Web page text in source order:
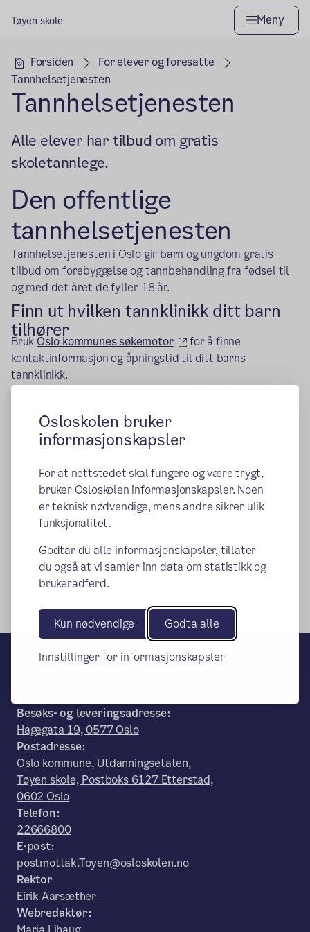
Osloskolen bruker
informasjonskapsler
For at nettstedet skal fungere og være trygt,
bruker Osloskolen informasjonskapsler. Noen
er teknisk nødvendige, mens andre sikrer ulik
funksjonalitet.
Godtar du alle informasjonskapsler, tillater
du også at vi samler inn data om statistikk og
brukeradferd.
Kun nødvendige Godta alle
Innstillinger for informasjonskapsler
Tøyen skole Meny
Hovedseksjon
Forsiden
For elever og foresatte
Tannhelsetjenesten
Tannhelsetjenesten
Alle elever har tilbud om gratis
skoletannlege.
Den offentlige
tannhelsetjenesten
Tannhelsetjenesten i Oslo gir barn og ungdom gratis
tilbud om forebyggelse og tannbehandling fra fødsel til
og med det året de fyller 18 år.
Finn ut hvilken tannklinikk ditt barn
tilhører
BrukOslo kommunes søkemotor (ekstern lenke)
for å finne
kontaktinformasjon og åpningstid til ditt barns
tannklinikk.
Du må søke på adressen barnet er folkeregisteret på.
Barns tannhelse
Tannhelse hos barn
(ekstern lenke)
Råd ved akutte tannskader
(ekstern lenke)
ta kontakt medtannlegevakten (ekstern lenke)
.
Tøyen skole
Besøks- og leveringsadresse:
Hagegata 19, 0577 Oslo
Postadresse:
Oslo kommune, Utdanningsetaten,
Tøyen skole, Postboks 6127 Etterstad,
0602 Oslo
Telefon:
22666800
E-post:
postmottak.Toyen@osloskolen.no
Rektor
Eirik Aarsæther
Webredaktør: